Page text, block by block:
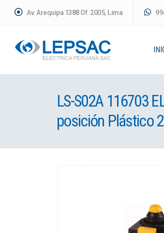
Av. Arequipa 1388 Of. 2005, Lima
LS-S02A 116703
posición Plástico